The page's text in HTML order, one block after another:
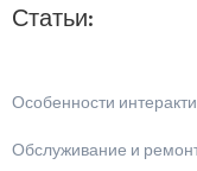
Статьи:
Особенности
Обслуживание и